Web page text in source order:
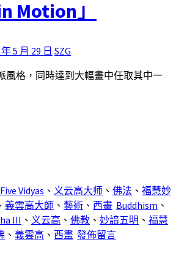
Motion」
5 月 29 日 SZG
風格，同時達到大幅畫中任取其中一
Vidyas 、 义云高大师 、 佛法 、 福慧妙
義雲高大師 、 藝術 、 西畫 Buddhism 、
III 、 义云高 、 佛教 、 妙諳五明 、 福慧
、 義雲高 、 西畫 發佈留言